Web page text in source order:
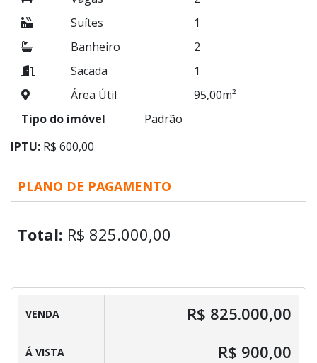
Suítes
1
Banheiro
2
Sacada
1
Área Útil
95,00m²
Tipo do imóvel
Padrão
IPTU: R$ 600,00
PLANO DE PAGAMENTO
Total: R$ 825.000,00
VENDA R$ 825.000,00
Á VISTA R$ 900,00